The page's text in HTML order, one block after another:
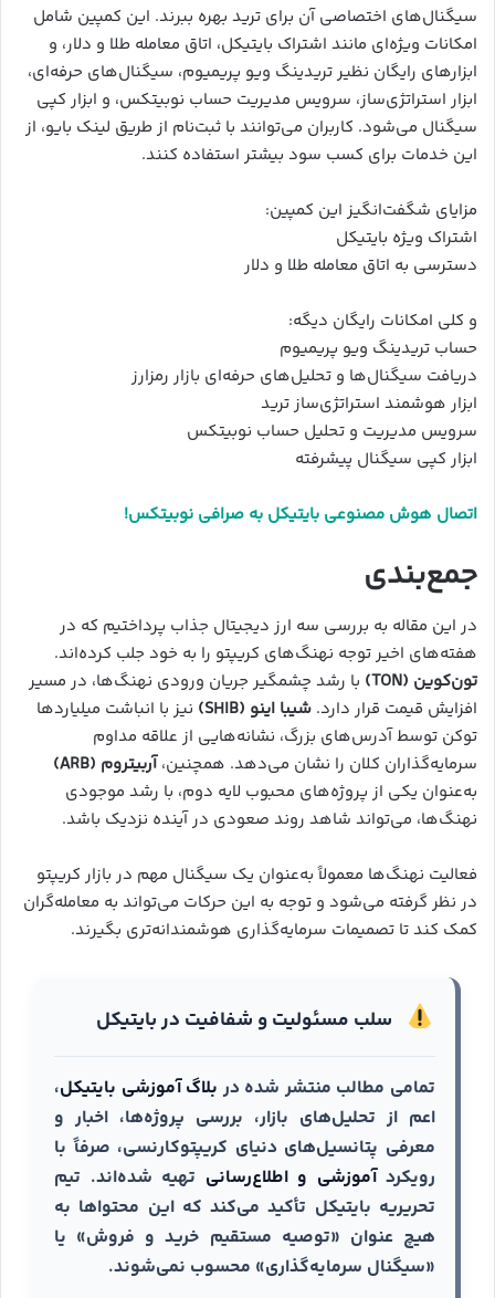
سیگنال‌های اختصاصی آن برای ترید بهره ببرند. این کمپین شامل
امکانات ویژه‌ای مانند اشتراک بایتیکل، اتاق معامله طلا و دلار، و
ابزارهای رایگان نظیر تریدینگ ویو پریمیوم، سیگنال‌های حرفه‌ای،
ابزار استراتژی‌ساز، سرویس مدیریت حساب نوبیتکس، و ابزار کپی
سیگنال می‌شود. کاربران می‌توانند با ثبت‌نام از طریق لینک بایو، از
این خدمات برای کسب سود بیشتر استفاده کنند.
مزایای شگفت‌انگیز این کمپین:
اشتراک ویژه بایتیکل
دسترسی به اتاق معامله طلا و دلار
و کلی امکانات رایگان دیگه:
حساب تریدینگ ویو پریمیوم
دریافت سیگنال‌ها و تحلیل‌های حرفه‌ای بازار رمزارز
ابزار هوشمند استراتژی‌ساز ترید
سرویس مدیریت و تحلیل حساب نوبیتکس
ابزار کپی سیگنال پیشرفته
اتصال هوش مصنوعی بایتیکل به صرافی نوبیتکس!
جمع‌بندی
در این مقاله به بررسی سه ارز دیجیتال جذاب پرداختیم که در
هفته‌های اخیر توجه نهنگ‌های کریپتو را به خود جلب کرده‌اند.
تون‌کوین (TON)
با رشد چشمگیر جریان ورودی نهنگ‌ها، در مسیر
افزایش قیمت قرار دارد. شیبا اینو (SHIB)
نیز با انباشت میلیاردها
توکن توسط آدرس‌های بزرگ، نشانه‌هایی از علاقه مداوم
سرمایه‌گذاران کلان را نشان می‌دهد. همچنین،آربیتروم (ARB)
به‌عنوان یکی از پروژه‌های محبوب لایه دوم، با رشد موجودی
نهنگ‌ها، می‌تواند شاهد روند صعودی در آینده نزدیک باشد.
فعالیت نهنگ‌ها معمولاً به‌عنوان یک سیگنال مهم در بازار کریپتو
در نظر گرفته می‌شود و توجه به این حرکات می‌تواند به معامله‌گران
کمک کند تا تصمیمات سرمایه‌گذاری هوشمندانه‌تری بگیرند.
سلب مسئولیت و شفافیت در بایتیکل
تمامی مطالب منتشر شده در بلاگ آموزشی بایتیکل،
اعم از تحلیل‌های بازار، بررسی پروژه‌ها، اخبار و
معرفی پتانسیل‌های دنیای کریپتوکارنسی، صرفاً با
رویکردآموزشی و اطلاع‌رسانی تهیه شده‌اند. تیم
تحریریه بایتیکل تأکید می‌کند که این محتواها به
هیچ عنوان «توصیه مستقیم خرید و فروش» یا
«سیگنال سرمایه‌گذاری» محسوب نمی‌شوند.